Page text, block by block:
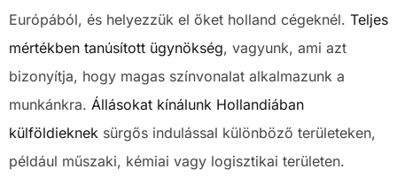
Európából, és helyezzük el őket holland cégeknél. Teljes
mértékben tanúsított ügynökség, vagyunk, ami azt
bizonyítja, hogy magas színvonalat alkalmazunk a
munkánkra. Állásokat kínálunk Hollandiában
külföldieknek sürgős indulással különböző területeken,
például műszaki, kémiai vagy logisztikai területen.